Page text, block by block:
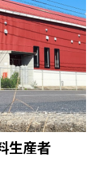
生産者